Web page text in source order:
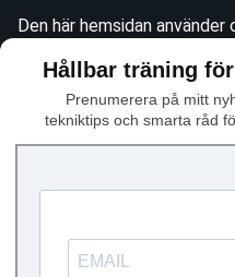
Hållbar träning
Prenumerera på mitt
tekniktips och smarta råd
Den här hemsidan
webbplatsen. Se vår
om det här. För att
essentiella cookies,